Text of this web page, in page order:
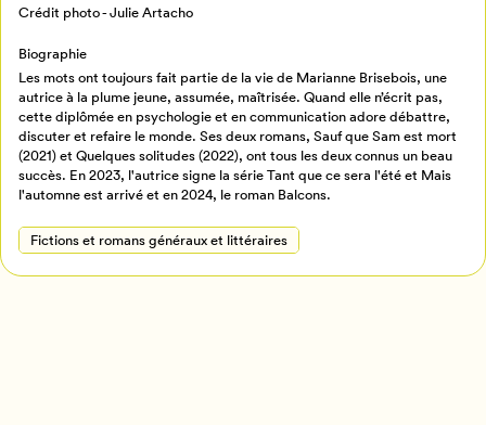
Billetterie
Retour à l’accueil
Crédit photo - Julie Artacho
Biographie
Les mots ont toujours fait partie de la vie de Marianne Brisebois, une
autrice à la plume jeune, assumée, maîtrisée. Quand elle n’écrit pas,
cette diplômée en psychologie et en communication adore débattre,
discuter et refaire le monde. Ses deux romans, Sauf que Sam est mort
(2021) et Quelques solitudes (2022), ont tous les deux connus un beau
succès. En 2023, l'autrice signe la série Tant que ce sera l'été et Mais
l'automne est arrivé et en 2024, le roman Balcons.
Fictions et romans généraux et littéraires
Se connecter
Créer un profil
Annuler